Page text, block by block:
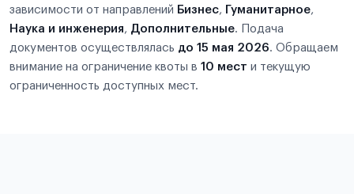
зависимости от направлений Бизнес, Гуманитарное,
Наука и инженерия, Дополнительные. Подача
документов осуществлялась до 15 мая 2026. Обращаем
внимание на ограничение квоты в 10 мест и текущую
ограниченность доступных мест.